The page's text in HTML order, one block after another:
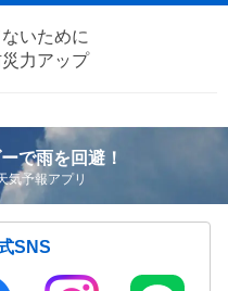
いために
力アップ
で雨を回避！
予報アプリ
SNS